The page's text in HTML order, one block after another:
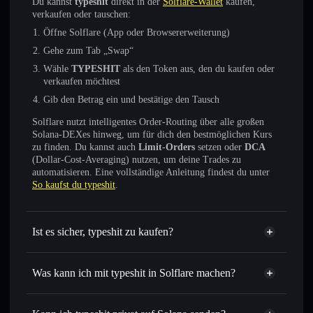
verkaufen oder tauschen:
Öffne Solflare (App oder Browsererweiterung)
Gehe zum Tab „Swap“
Wähle TYPESHIT als den Token aus, den du kaufen oder
verkaufen möchtest
Gib den Betrag ein und bestätige den Tausch
Solflare nutzt intelligentes Order-Routing über alle großen
Solana-DEXes hinweg, um für dich den bestmöglichen Kurs
zu finden. Du kannst auch Limit-Orders setzen oder DCA
(Dollar-Cost-Averaging) nutzen, um deine Trades zu
automatisieren. Eine vollständige Anleitung findest du unter
So kaufst du typeshit.
Ist es sicher, typeshit zu kaufen?
typeshit nicht verifiziert
Was kann ich mit typeshit in Solflare machen?
typeshit
Solflare-Wallet